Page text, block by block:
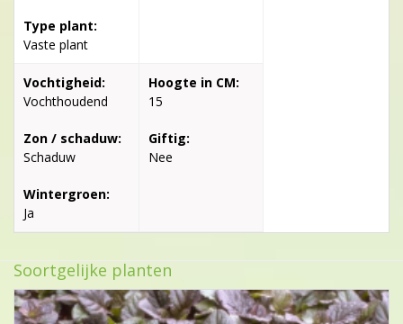
Type plant:
Vaste plant
Vochtigheid:
Vochthoudend
Zon / schaduw:
Schaduw
Wintergroen:
Ja
Hoogte in CM:
15
Giftig:
Nee
Soortgelijke planten